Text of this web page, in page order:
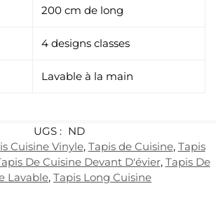
200 cm de long
4 designs classes
Lavable à la main
UGS : ND
Cuisine Vinyle, Tapis de Cuisine, Tapis
De Cuisine Devant D'évier, Tapis De
Lavable, Tapis Long Cuisine